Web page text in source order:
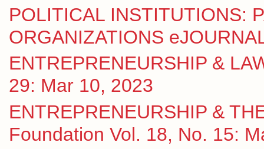
POLITICAL INSTITUTIONS:
ORGANIZATIONS
ENTREPRENEURSHIP &
29: Mar 10, 2023
ENTREPRENEURSHIP &
Foundation Vol. 18, No. 15: